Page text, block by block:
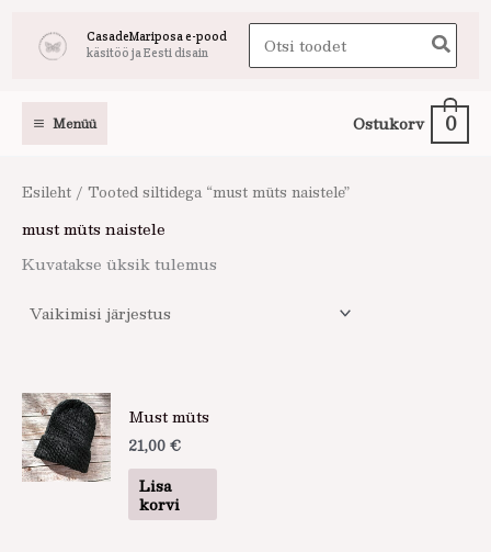
CasadeMariposa e-pood
käsitöö ja Eesti disain
Search
for:
Menüü Ostukorv 0
Esileht / Tooted siltidega “must müts naistele”
must müts naistele
Kuvatakse üksik tulemus
Must müts
21,00 €
Lisa
korvi